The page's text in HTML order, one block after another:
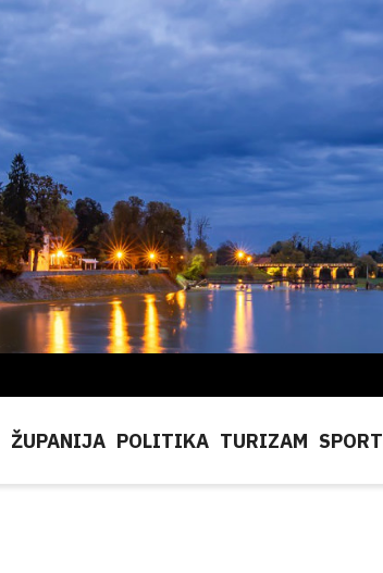
ŽUPANIJA POLITIKA TURIZAM SPORT